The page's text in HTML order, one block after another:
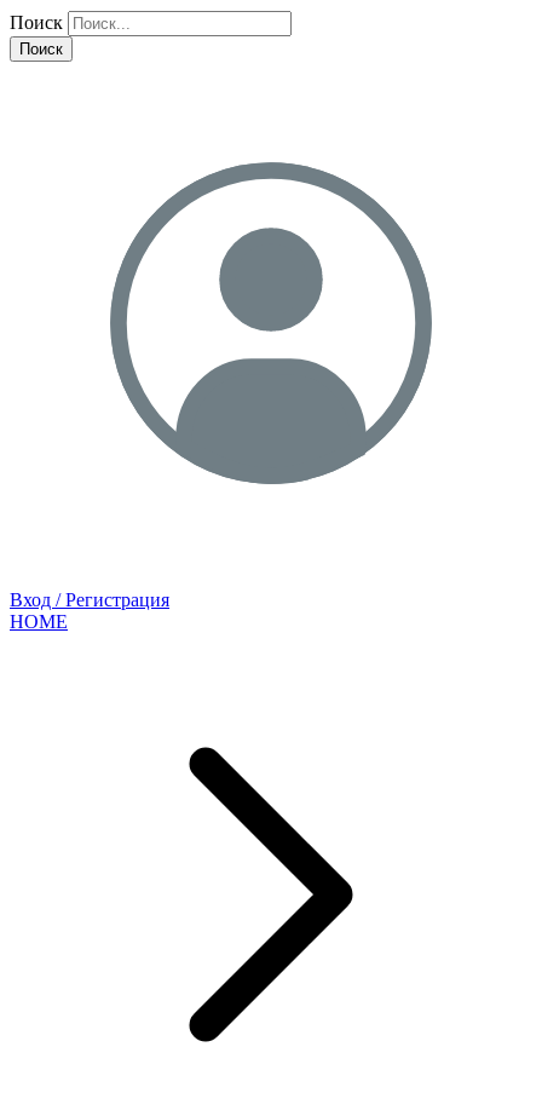
Поиск
Поиск
Вход / Регистрация
HOME